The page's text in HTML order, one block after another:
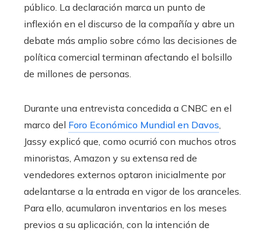
público. La declaración marca un punto de
inflexión en el discurso de la compañía y abre un
debate más amplio sobre cómo las decisiones de
política comercial terminan afectando el bolsillo
de millones de personas.
Durante una entrevista concedida a CNBC en el
marco del Foro Económico Mundial en Davos
Jassy explicó que, como ocurrió con muchos otros
minoristas, Amazon y su extensa red de
vendedores externos optaron inicialmente por
adelantarse a la entrada en vigor de los aranceles.
Para ello, acumularon inventarios en los meses
previos a su aplicación, con la intención de